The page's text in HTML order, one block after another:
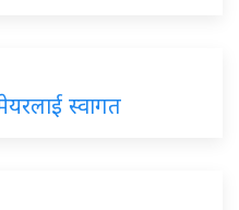
स्वागत